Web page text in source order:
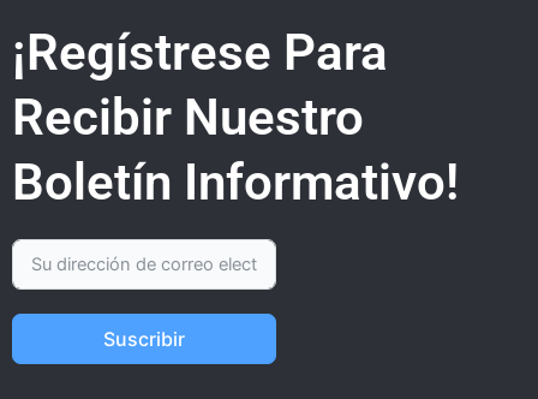
¡Regístrese Para
Recibir Nuestro
Boletín Informativo!
Suscribir